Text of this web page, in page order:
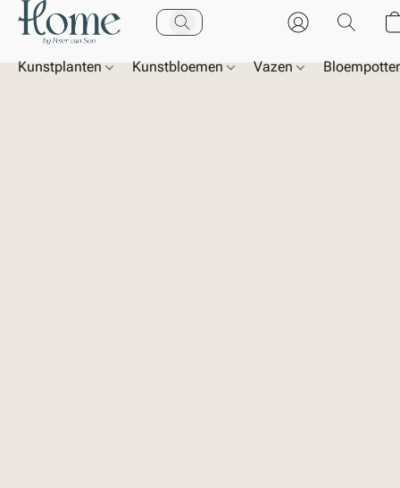
Kunstplanten Kunstbloemen Vazen